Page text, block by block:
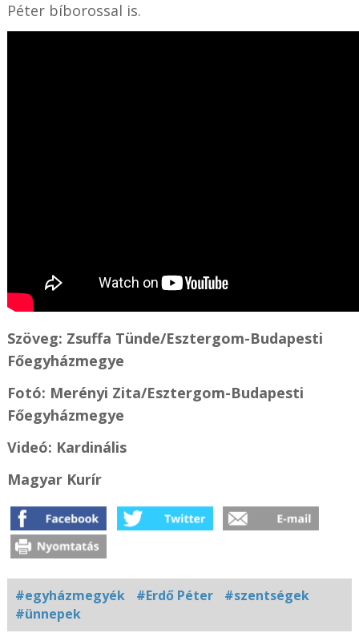
Péter bíborossal is.
Szöveg: Zsuffa Tünde/Esztergom-Budapesti
Főegyházmegye
Fotó: Merényi Zita/Esztergom-Budapesti
Főegyházmegye
Videó: Kardinális
Magyar Kurír
#egyházmegyék #Erdő Péter
#szentségek
#ünnepek